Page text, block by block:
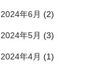
2024年6月 (2)
2024年5月 (3)
2024年4月 (1)